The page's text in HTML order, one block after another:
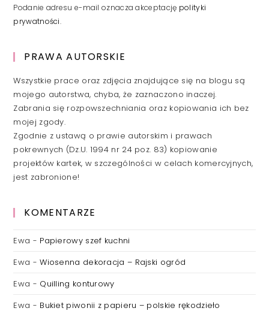
Podanie adresu e-mail oznacza akceptację polityki
prywatności.
PRAWA AUTORSKIE
Wszystkie prace oraz zdjęcia znajdujące się na blogu są
mojego autorstwa, chyba, że zaznaczono inaczej.
Zabrania się rozpowszechniania oraz kopiowania ich bez
mojej zgody.
Zgodnie z ustawą o prawie autorskim i prawach
pokrewnych (Dz.U. 1994 nr 24 poz. 83) kopiowanie
projektów kartek, w szczególności w celach komercyjnych,
jest zabronione!
KOMENTARZE
Ewa - Papierowy szef kuchni
Ewa -Wiosenna dekoracja – Rajski ogród
Ewa - Quilling konturowy
Ewa - Bukiet piwonii z papieru – polskie rękodzieło